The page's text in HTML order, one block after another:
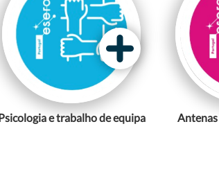
e trabalho de equipa